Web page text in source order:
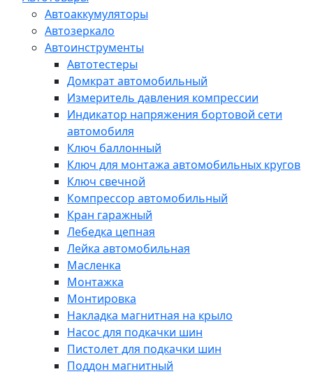
Автоаккумуляторы
Автозеркало
Автоинструменты
Автотестеры
Домкрат автомобильный
Измеритель давления компрессии
Индикатор напряжения бортовой сети
автомобиля
Ключ баллонный
Ключ для монтажа автомобильных кругов
Ключ свечной
Компрессор автомобильный
Кран гаражный
Лебедка цепная
Лейка автомобильная
Масленка
Монтажка
Монтировка
Накладка магнитная на крыло
Насос для подкачки шин
Пистолет для подкачки шин
Поддон магнитный